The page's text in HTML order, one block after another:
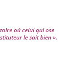
où celui qui ose
le sait bien ».